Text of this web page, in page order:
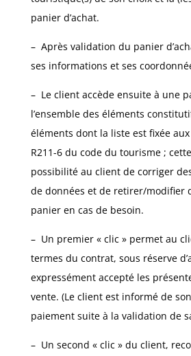
panier d’achat.
– Après validation du panier
ses informations et ses
– Le client accède ensuite à une
l’ensemble des éléments
éléments dont la liste est fixée
R211-6 du code du tourisme ;
possibilité au client de corriger
de données et de retirer/modifier
panier en cas de besoin.
– Un premier « clic » permet au
termes du contrat, sous réserve
expressément accepté les
vente. (Le client est informé de
paiement suite à la validation de
– Un second « clic » du client,